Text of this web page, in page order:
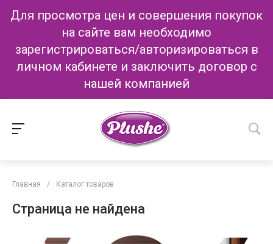
Для просмотра цен и совершения покупок
на сайте вам необходимо
зарегистрироваться/авторизироваться в
личном кабинете и заключить договор с
нашей компанией
Главная / Каталог товаров
Страница не найдена